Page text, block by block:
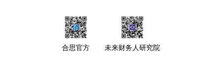
合思官方 未来财务人研究院